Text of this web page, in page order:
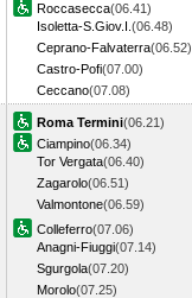
Roccasecca(06.41)
Isoletta-S.Giov.I. (06.48)
Ceprano-Falvaterra(06.52)
Castro-Pofi(07.00)
Ceccano(07.08)
Roma Termini(06.21)
Ciampino(06.34)
Tor Vergata(06.40)
Zagarolo(06.51)
Valmontone(06.59)
Colleferro(07.06)
Anagni-Fiuggi(07.14)
Sgurgola(07.20)
Morolo(07.25)